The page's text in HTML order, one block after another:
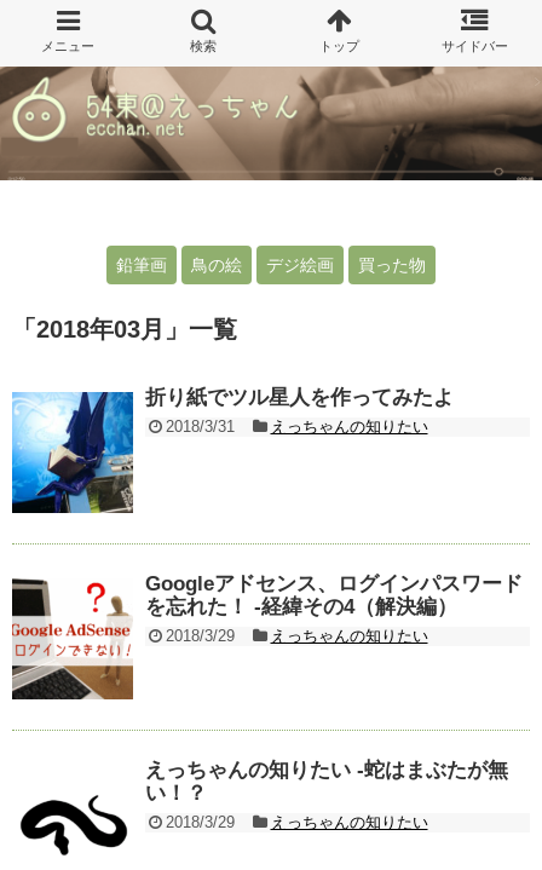
鉛筆画 鳥の絵 デジ絵画 買った物
「 2018年03月 」 一覧
折り紙でツル星人を作ってみたよ
2018/3/31 えっちゃんの知りたい
Googleアドセンス、ログインパスワード
を忘れた！ -経緯その4（解決編）
2018/3/29 えっちゃんの知りたい
えっちゃんの知りたい -蛇はまぶたが無
い！？
2018/3/29 えっちゃんの知りたい